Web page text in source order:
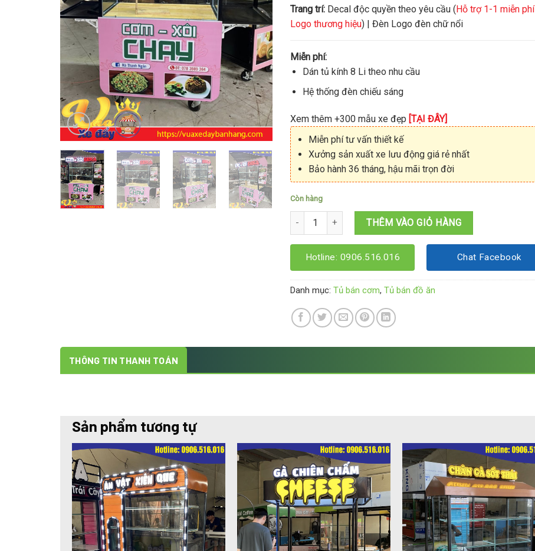
Trang trí: Decal độc quyền theo yêu cầu (Hỗ trợ 1-1 miễn phí
Logo thương hiệu) | Đèn Logo đèn chữ nổi
Miễn phí:
Dán tủ kính 8 Li theo nhu cầu
Hệ thống đèn chiếu sáng
Xem thêm +300 mẫu xe đẹp [TẠI ĐÂY]
Miễn phí tư vấn thiết kế
Xưởng sản xuất xe lưu động giá rẻ nhất
Bảo hành 36 tháng, hậu mãi trọn đời
Còn hàng
Tủ bán cơm 1Mx60x1M95 số lượng
THÊM VÀO GIỎ HÀNG
Hotline: 0906.516.016 Chat Facebook
Danh mục: Tủ bán cơm, Tủ bán đồ ăn
THÔNG TIN THANH TOÁN
Sản phẩm tương tự